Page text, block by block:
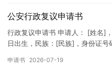
公安行政复议申请书
行政复议申请书 申请人： [姓名]
日出生，民族：[民族]，身份证
申请书 2026-07-19